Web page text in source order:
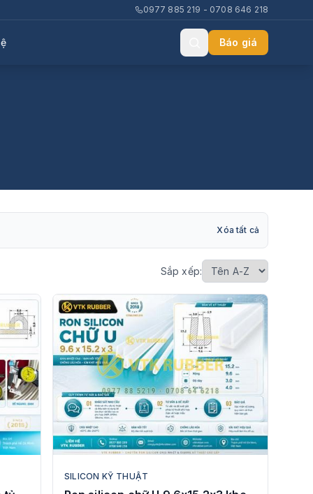
0977 885 219 - 0708 646 218
Báo giá
Xóa tất cả
Sắp xếp:
SILICON KỸ THUẬT